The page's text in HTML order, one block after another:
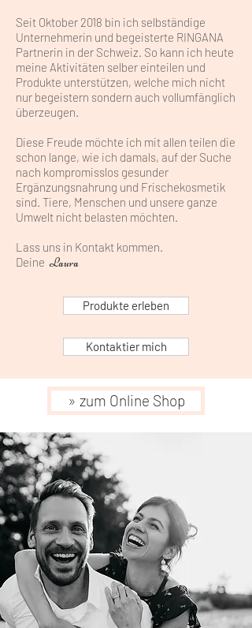
Seit Oktober 2018 bin ich selbständige
Unternehmerin und begeisterte RINGANA
Partnerin in der Schweiz. So kann ich heute
meine Aktivitäten selber einteilen und
Produkte unterstützen, welche mich nicht
nur begeistern sondern auch vollumfänglich
überzeugen.
Diese Freude möchte ich mit allen teilen die
schon lange, wie ich damals, auf der Suche
nach kompromisslos gesunder
Ergänzungsnahrung und Frischekosmetik
sind. Tiere, Menschen und unsere ganze
Umwelt nicht belasten möchten.
Lass uns in Kontakt kommen.
DeineLaura
Produkte erleben
Kontaktier mich
» zum Online Shop